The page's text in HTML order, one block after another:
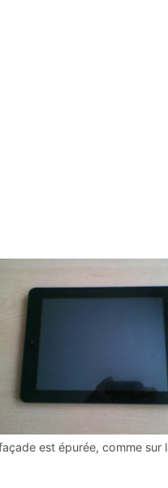
est épurée, comme sur